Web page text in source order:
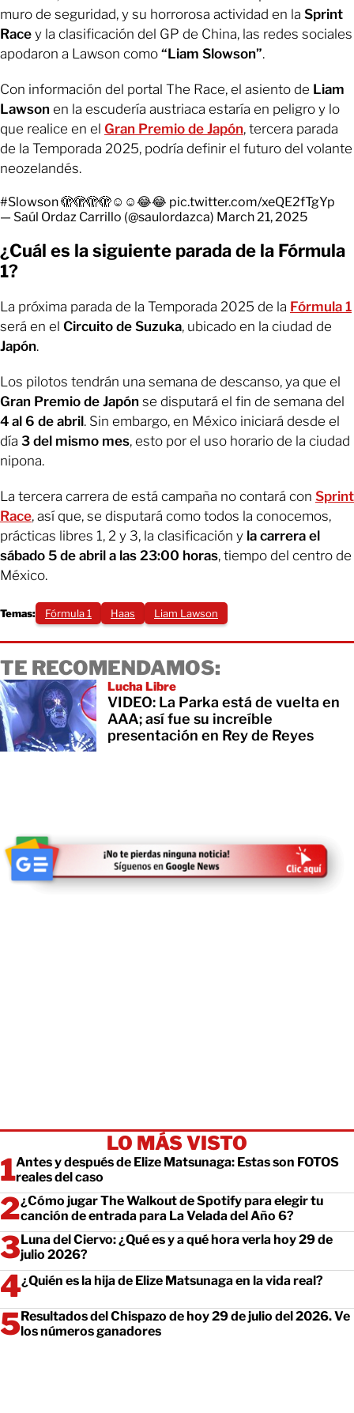
muro de seguridad, y su horrorosa actividad en la Sprint
Race y la clasificación del GP de China, las redes sociales
apodaron a Lawson como “Liam Slowson”.
Con información del portal The Race, el asiento de Liam
Lawson en la escudería austriaca estaría en peligro y lo
que realice en el Gran Premio de Japón, tercera parada
de la Temporada 2025, podría definir el futuro del volante
neozelandés.
#Slowson🫣🫣🫣🫣☺️☺️😂😂 pic.twitter.com/xeQE2fTgYp
— Saúl Ordaz Carrillo (@saulordazca) March 21, 2025
¿Cuál es la siguiente parada de la Fórmula
1?
La próxima parada de la Temporada 2025 de la Fórmula 1
será en el Circuito de Suzuka, ubicado en la ciudad de
Japón.
Los pilotos tendrán una semana de descanso, ya que el
Gran Premio de Japón se disputará el fin de semana del
4 al 6 de abril. Sin embargo, en México iniciará desde el
día 3 del mismo mes, esto por el uso horario de la ciudad
nipona.
La tercera carrera de está campaña no contará con Sprint
Race, así que, se disputará como todos la conocemos,
prácticas libres 1, 2 y 3, la clasificación y la carrera el
sábado 5 de abril a las 23:00 horas, tiempo del centro de
México.
Temas: Fórmula 1 Haas Liam Lawson
TE RECOMENDAMOS:
Lucha Libre
VIDEO: La Parka está de vuelta en
AAA; así fue su increíble
presentación en Rey de Reyes
LO MÁS VISTO
Antes y después de Elize Matsunaga: Estas son FOTOS
reales del caso
¿Cómo jugar The Walkout de Spotify para elegir tu
canción de entrada para La Velada del Año 6?
Luna del Ciervo: ¿Qué es y a qué hora verla hoy 29 de
julio 2026?
¿Quién es la hija de Elize Matsunaga en la vida real?
Resultados del Chispazo de hoy 29 de julio del 2026. Ve
los números ganadores